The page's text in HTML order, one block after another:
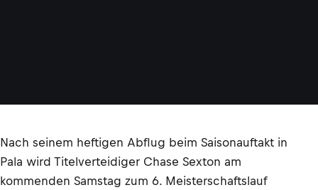
Nach seinem heftigen Abflug beim Saisonauftakt in
Pala wird Titelverteidiger Chase Sexton am
kommenden Samstag zum 6. Meisterschaftslauf